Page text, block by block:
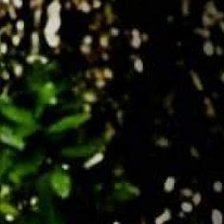
Nowotwory
Odporność